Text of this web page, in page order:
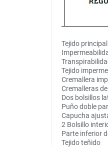
Tejido
Tejido
Cremallera
Cremalleras
Dos bolsillos
Puño doble
Capucha
2 Bolsillo
Parte inferior
Tejido teñido